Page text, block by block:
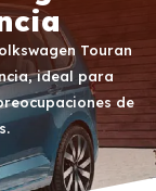
Touran
ideal para
de